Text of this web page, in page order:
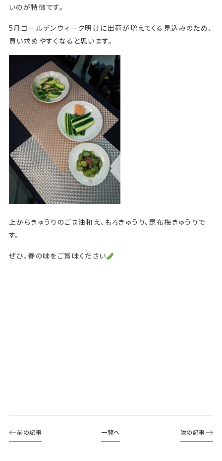
いのが特徴です。
5月ゴールデンウィーク明けに出荷が増えてくる見込みのため、
買い求めやすくなると思います。
上からきゅうりのごま油和え、もろきゅうり、昆布梅きゅうりで
す。
ぜひ、春の味をご賞味ください
前の記事 一覧へ 次の記事